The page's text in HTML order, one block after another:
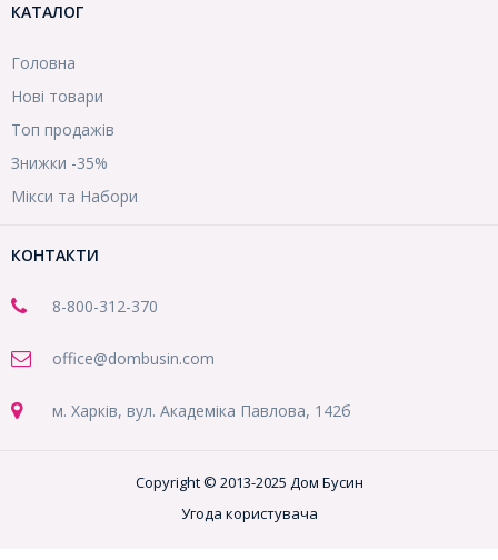
КАТАЛОГ
Головна
Нові товари
Топ продажів
Знижки -35%
Мікси та Набори
КОНТАКТИ
8-800-312-370
office@dombusin.com
м. Харків, вул. Академіка Павлова, 142б
Copyright © 2013-2025 Дом Бусин
Угода користувача